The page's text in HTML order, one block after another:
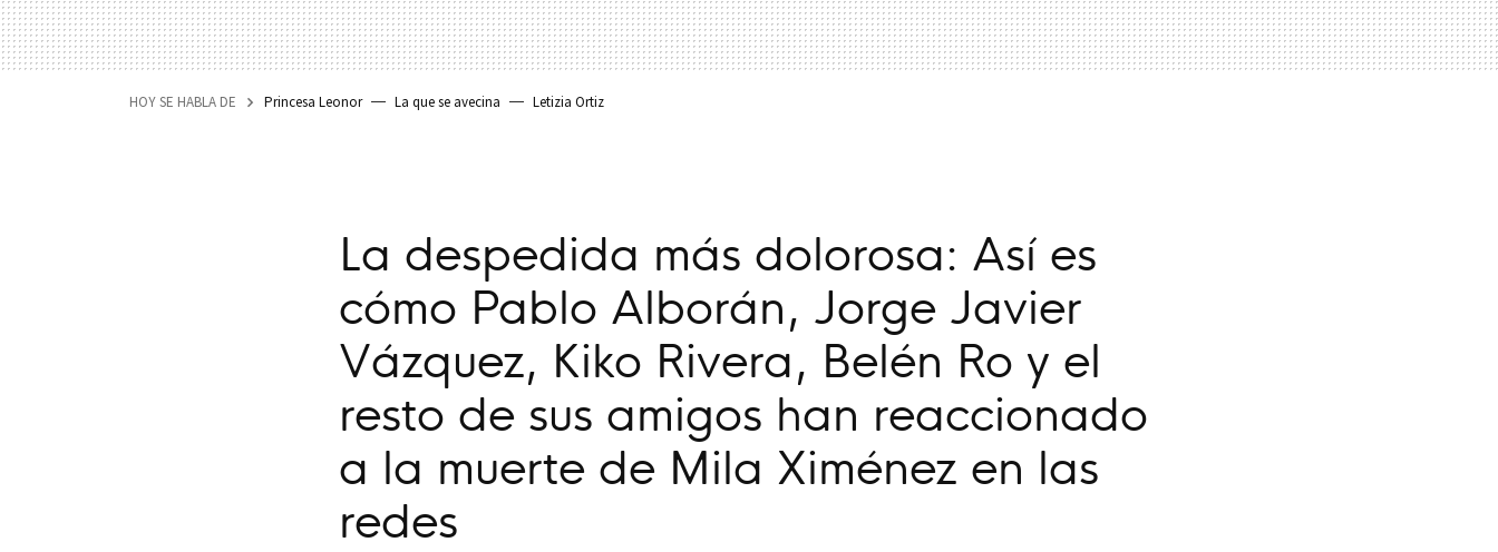
HOY SE HABLA DE Princesa Leonor La que se avecina Letizia Ortiz
La despedida más dolorosa: Así es
cómo Pablo Alborán, Jorge Javier
Vázquez, Kiko Rivera, Belén Ro y el
resto de sus amigos han reaccionado
a la muerte de Mila Ximénez en las
redes